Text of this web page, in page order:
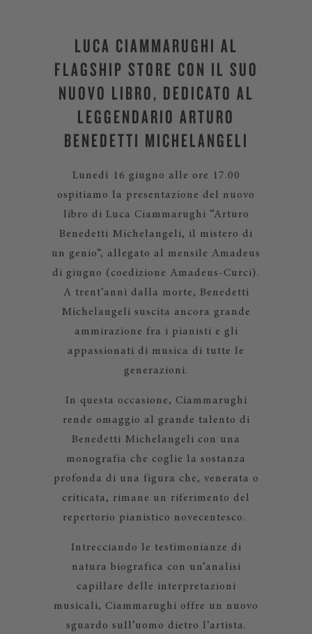
LUCA CIAMMARUGHI AL
FLAGSHIP STORE CON IL SUO
NUOVO LIBRO, DEDICATO AL
LEGGENDARIO ARTURO
BENEDETTI MICHELANGELI
Lunedì 16 giugno alle ore 17.00
ospitiamo la presentazione del nuovo
libro di Luca Ciammarughi “Arturo
Benedetti Michelangeli, il mistero di
un genio”, allegato al mensile Amadeus
di giugno (coedizione Amadeus-Curci).
A trent’anni dalla morte, Benedetti
Michelangeli suscita ancora grande
ammirazione fra i pianisti e gli
appassionati di musica di tutte le
generazioni.
In questa occasione, Ciammarughi
rende omaggio al grande talento di
Benedetti Michelangeli con una
monografia che coglie la sostanza
profonda di una figura che, venerata o
criticata, rimane un riferimento del
repertorio pianistico novecentesco.
Intrecciando le testimonianze di
natura biografica con un’analisi
capillare delle interpretazioni
musicali, Ciammarughi offre un nuovo
sguardo sull’uomo dietro l’artista.